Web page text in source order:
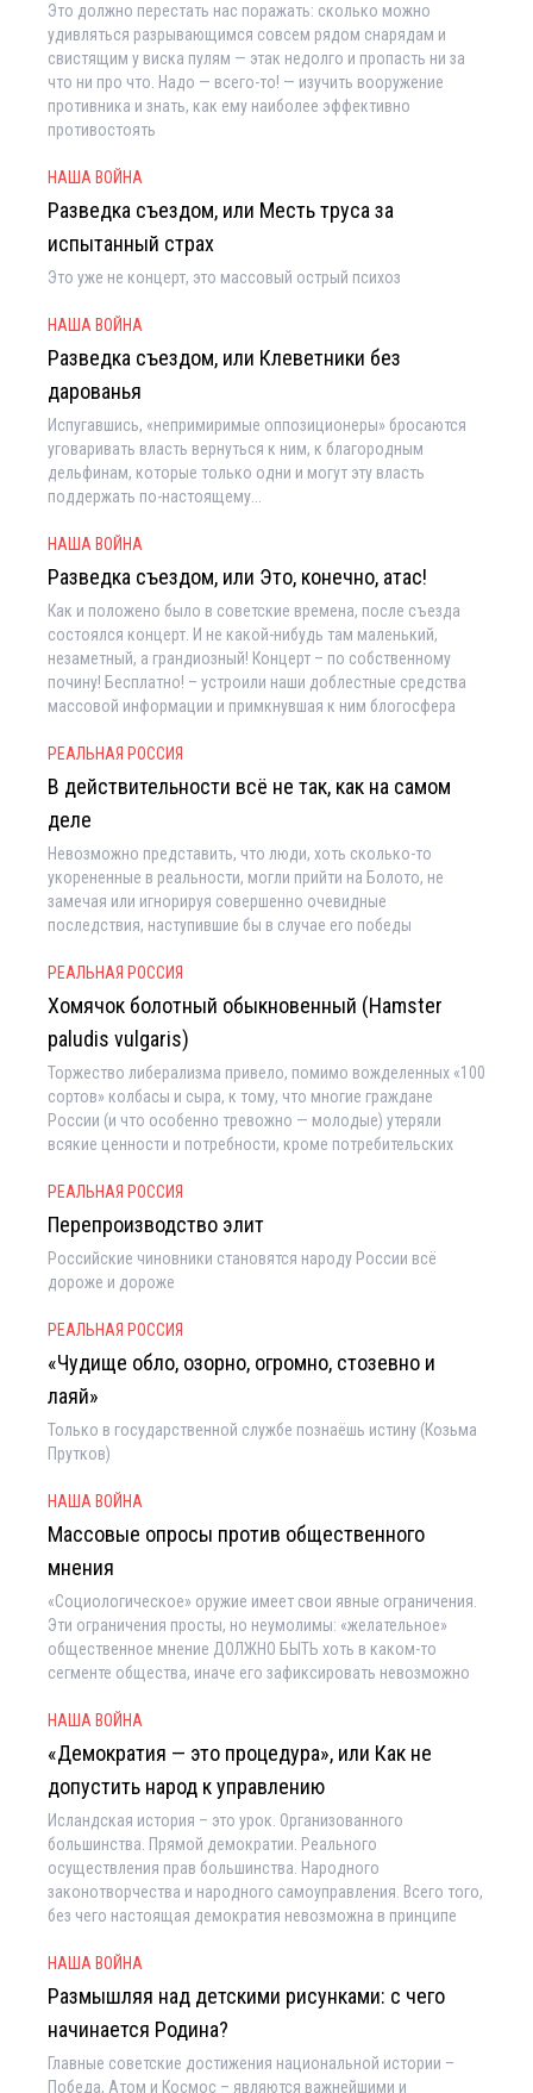
Это должно перестать нас поражать: сколько можно
удивляться разрывающимся совсем рядом снарядам и
свистящим у виска пулям — этак недолго и пропасть ни за
что ни про что. Надо — всего-то! — изучить вооружение
противника и знать, как ему наиболее эффективно
противостоять
НАША ВОЙНА
Разведка съездом, или Месть труса за
испытанный страх
Это уже не концерт, это массовый острый психоз
НАША ВОЙНА
Разведка съездом, или Клеветники без
дарованья
Испугавшись, «непримиримые оппозиционеры» бросаются
уговаривать власть вернуться к ним, к благородным
дельфинам, которые только одни и могут эту власть
поддержать по-настоящему...
НАША ВОЙНА
Разведка съездом, или Это, конечно, атас!
Как и положено было в советские времена, после съезда
состоялся концерт. И не какой-нибудь там маленький,
незаметный, а грандиозный! Концерт – по собственному
почину! Бесплатно! – устроили наши доблестные средства
массовой информации и примкнувшая к ним блогосфера
РЕАЛЬНАЯ РОССИЯ
В действительности всё не так, как на самом
деле
Невозможно представить, что люди, хоть сколько-то
укорененные в реальности, могли прийти на Болото, не
замечая или игнорируя совершенно очевидные
последствия, наступившие бы в случае его победы
РЕАЛЬНАЯ РОССИЯ
Хомячок болотный обыкновенный (Hamster
paludis vulgaris)
Торжество либерализма привело, помимо вожделенных «100
сортов» колбасы и сыра, к тому, что многие граждане
России (и что особенно тревожно — молодые) утеряли
всякие ценности и потребности, кроме потребительских
РЕАЛЬНАЯ РОССИЯ
Перепроизводство элит
Российские чиновники становятся народу России всё
дороже и дороже
РЕАЛЬНАЯ РОССИЯ
«Чудище обло, озорно, огромно, стозевно и
лаяй»
Только в государственной службе познаёшь истину (Козьма
Прутков)
НАША ВОЙНА
Массовые опросы против общественного
мнения
«Социологическое» оружие имеет свои явные ограничения.
Эти ограничения просты, но неумолимы: «желательное»
общественное мнение ДОЛЖНО БЫТЬ хоть в каком-то
сегменте общества, иначе его зафиксировать невозможно
НАША ВОЙНА
«Демократия — это процедура», или Как не
допустить народ к управлению
Исландская история – это урок. Организованного
большинства. Прямой демократии. Реального
осуществления прав большинства. Народного
законотворчества и народного самоуправления. Всего того,
без чего настоящая демократия невозможна в принципе
НАША ВОЙНА
Размышляя над детскими рисунками: с чего
начинается Родина?
Главные советские достижения национальной истории –
Победа, Атом и Космос – являются важнейшими и